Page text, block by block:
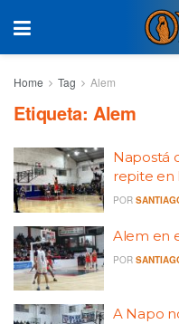
Home Tag Alem
Etiqueta: Alem
Napostá
repite en
POR
Alem en
POR
A Napo